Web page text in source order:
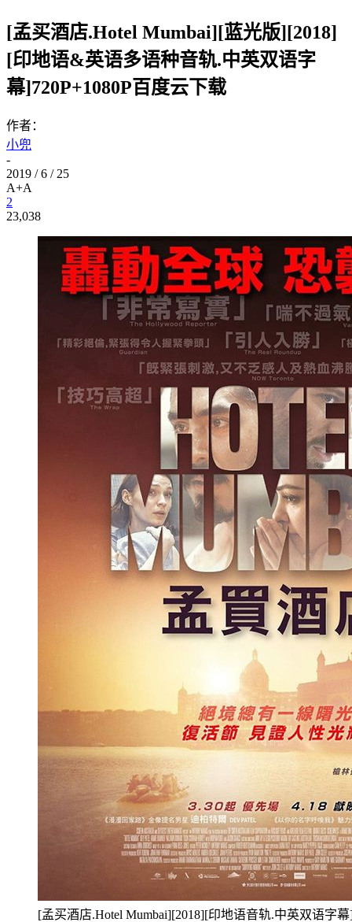
[孟买酒店.Hotel Mumbai][蓝光版][2018]
[印地语&英语多语种音轨.中英双语字
幕]720P+1080P百度云下载
作者：
小兜
-
2019 / 6 / 25
A+A
2
23,038
[孟买酒店.Hotel Mumbai][2018][印地语音轨.中英双语字幕